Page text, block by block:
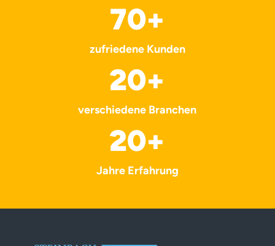
70+
zufriedene Kunden
20+
verschiedene Branchen
20+
Jahre Erfahrung